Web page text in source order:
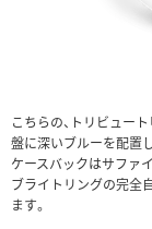
こちらの、トリビュー
盤に深いブルーを配置
ケースバックはサファ
ブライトリングの完全
ます。